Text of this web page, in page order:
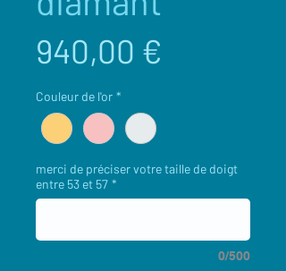
940,00 €
Couleur de l'or *
merci de préciser votre taille de doigt
entre 53 et 57 *
0/500